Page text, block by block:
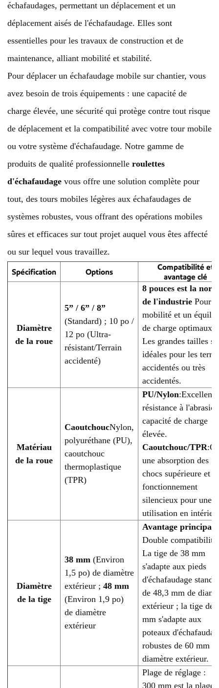
échafaudages, permettant un déplacement et un
déplacement aisés de l'échafaudage. Elles sont
essentielles pour les travaux de construction et de
maintenance, alliant mobilité et stabilité.
Pour déplacer un échafaudage mobile sur chantier, vous
avez besoin de trois équipements : une capacité de
charge élevée, une sécurité qui protège contre tout risque
de déplacement et la compatibilité avec votre tour mobile
ou votre système d'échafaudage. Notre gamme de
produits de qualité professionnelle roulettes
d'échafaudage vous offre une solution complète pour
tout, des tours mobiles légères aux échafaudages de
systèmes robustes, vous offrant des opérations mobiles
sûres et efficaces sur tout projet auquel vous êtes affecté
ou sur lequel vous travaillez.
Spécification Options
Compatibilité et
avantage clé
Diamètre
de la roue
5” / 6” / 8”
(Standard) ; 10 po /
12 po (Ultra-
résistant/Terrain
accidenté)
8 pouces est la
de l'industrie Pour
mobilité et un
de charge optimaux.
Les grandes tailles
idéales pour les
accidentés ou très
accidentés.
Matériau
de la roue
CaoutchoucNylon,
polyuréthane (PU),
caoutchouc
thermoplastique
(TPR)
PU/Nylon:Excellente
résistance à
capacité de charge
élevée.
Caoutchouc/TPR
une absorption des
chocs supérieure et
fonctionnement
silencieux pour une
utilisation en
Diamètre
de la tige
38 mm (Environ
1,5 po) de diamètre
extérieur ; 48 mm
(Environ 1,9 po)
de diamètre
extérieur
Avantage principal :
Double compatibilité.
La tige de 38 mm
s'adapte aux pieds
d'échafaudage
de 48,3 mm de
extérieur ; la tige de
mm s'adapte aux
poteaux
robustes de 60 mm
diamètre extérieur.
Plage de réglage :
300 mm est la plage